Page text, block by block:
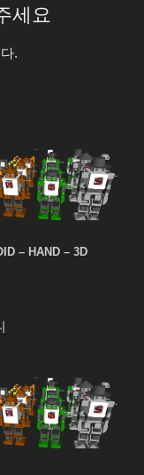
세요
.
– HAND – 3D